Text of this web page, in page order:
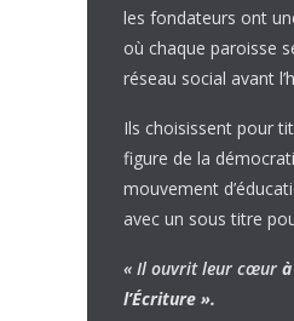
les fondateurs ont
où chaque paroisse
réseau social avant
Ils choisissent pour
figure de la
mouvement
avec un sous titre
« Il ouvrit leur cœur
l’Écriture ».